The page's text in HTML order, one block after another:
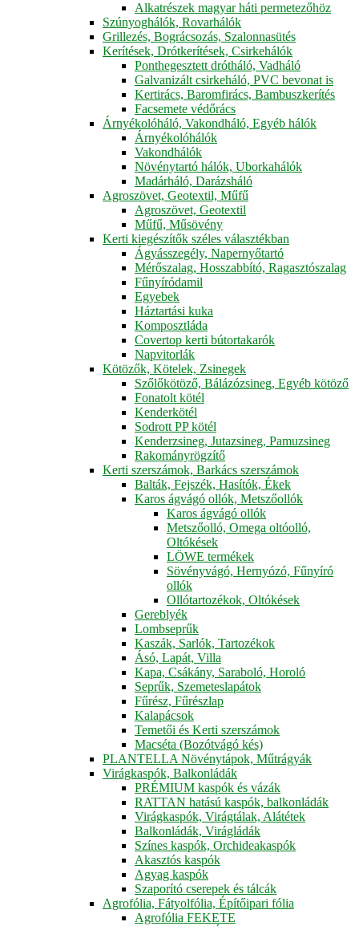
Alkatrészek magyar háti permetezőhöz
Szúnyoghálók, Rovarhálók
Grillezés, Bográcsozás, Szalonnasütés
Kerítések, Drótkerítések, Csirkehálók
Ponthegesztett drótháló, Vadháló
Galvanizált csirkeháló, PVC bevonat is
Kertirács, Baromfirács, Bambuszkerítés
Facsemete védőrács
Árnyékolóháló, Vakondháló, Egyéb hálók
Árnyékolóhálók
Vakondhálók
Növénytartó hálók, Uborkahálók
Madárháló, Darázsháló
Agroszövet, Geotextil, Műfű
Agroszövet, Geotextil
Műfű, Műsövény
Kerti kiegészítők széles választékban
Ágyásszegély, Napernyőtartó
Mérőszalag, Hosszabbító, Ragasztószalag
Fűnyíródamil
Egyebek
Háztartási kuka
Komposztláda
Covertop kerti bútortakarók
Napvitorlák
Kötözők, Kötelek, Zsinegek
Szőlőkötöző, Bálázózsineg, Egyéb kötöző
Fonatolt kötél
Kenderkötél
Sodrott PP kötél
Kenderzsineg, Jutazsineg, Pamuzsineg
Rakományrögzítő
Kerti szerszámok, Barkács szerszámok
Balták, Fejszék, Hasítók, Ékek
Karos ágvágó ollók, Metszőollók
Karos ágvágó ollók
Metszőolló, Omega oltóolló,
Oltókések
LÖWE termékek
Sövényvágó, Hernyózó, Fűnyíró
ollók
Ollótartozékok, Oltókések
Gereblyék
Lombseprűk
Kaszák, Sarlók, Tartozékok
Ásó, Lapát, Villa
Kapa, Csákány, Saraboló, Horoló
Seprűk, Szemeteslapátok
Fűrész, Fűrészlap
Kalapácsok
Temetői és Kerti szerszámok
Macséta (Bozótvágó kés)
PLANTELLA Növénytápok, Műtrágyák
Virágkaspók, Balkonládák
PRÉMIUM kaspók és vázák
RATTAN hatású kaspók, balkonládák
Virágkaspók, Virágtálak, Alátétek
Balkonládák, Virágládák
Színes kaspók, Orchideakaspók
Akasztós kaspók
Agyag kaspók
Szaporító cserepek és tálcák
Agrofólia, Fátyolfólia, Építőipari fólia
Agrofólia FEKETE